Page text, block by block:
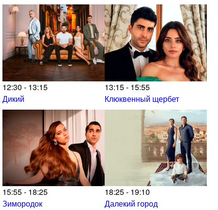
12:30 - 13:15
Дикий
13:15 - 15:55
Клюквенный щербет
15:55 - 18:25
Зимородок
18:25 - 19:10
Далекий город